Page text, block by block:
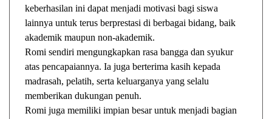
keberhasilan ini dapat menjadi motivasi bagi siswa
lainnya untuk terus berprestasi di berbagai bidang, baik
akademik maupun non-akademik.
Romi sendiri mengungkapkan rasa bangga dan syukur
atas pencapaiannya. Ia juga berterima kasih kepada
madrasah, pelatih, serta keluarganya yang selalu
memberikan dukungan penuh.
Romi juga memiliki impian besar untuk menjadi bagian